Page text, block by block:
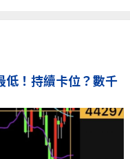
低！持續卡位？數千